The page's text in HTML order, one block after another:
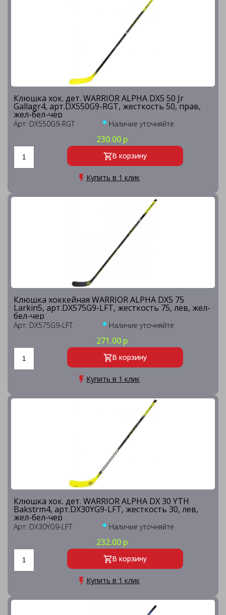
Клюшка хок. дет. WARRIOR ALPHA DX5 50 Jr
Gallagr4, арт.DX550G9-RGT, жесткость 50, прав,
жел-бел-чер
Арт: DX550G9-RGT Наличие уточняйте
230.00 р
В корзину
Купить в 1 клик
Клюшка хоккейная WARRIOR ALPHA DX5 75
Larkin5, арт.DX575G9-LFT, жесткость 75, лев, жел-
бел-чер
Арт: DX575G9-LFT Наличие уточняйте
271.00 р
В корзину
Купить в 1 клик
Клюшка хок. дет. WARRIOR ALPHA DX 30 YTH
Bakstrm4, арт.DX30YG9-LFT, жесткость 30, лев,
жел-бел-чер
Арт: DX30YG9-LFT Наличие уточняйте
232.00 р
В корзину
Купить в 1 клик